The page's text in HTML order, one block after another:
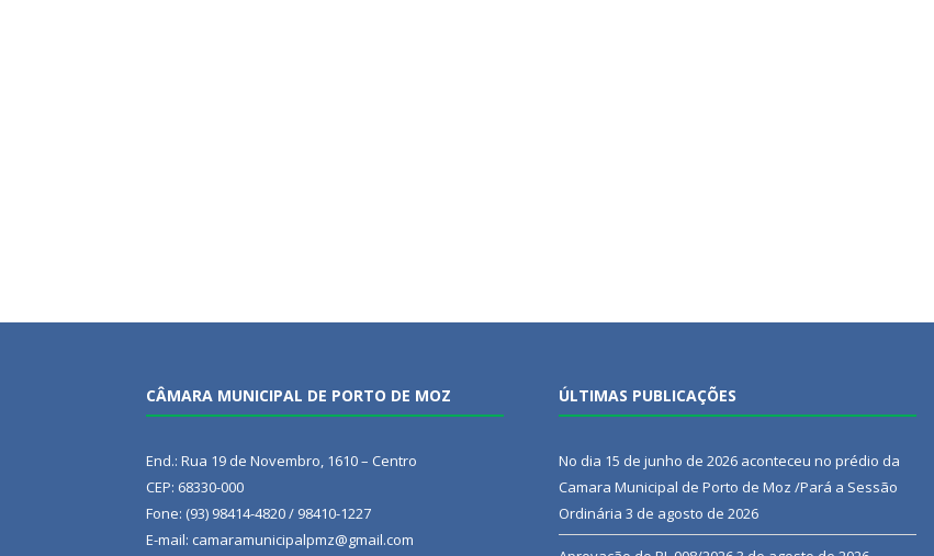
CÂMARA MUNICIPAL DE PORTO DE MOZ
End.: Rua 19 de Novembro, 1610 – Centro
CEP: 68330-000
Fone: (93) 98414-4820 / 98410-1227
E-mail: camaramunicipalpmz@gmail.com
ÚLTIMAS PUBLICAÇÕES
No dia 15 de junho de 2026 aconteceu no prédio da
Camara Municipal de Porto de Moz /Pará a Sessão
Ordinária 3 de agosto de 2026